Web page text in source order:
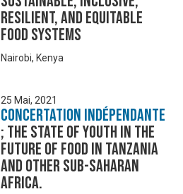
resilient, and equitable
food systems
Nairobi, Kenya
25 Mai, 2021
Concertation Indépendante
; THE STATE OF YOUTH IN THE
FUTURE OF FOOD IN TANZANIA
AND OTHER SUB-SAHARAN
AFRICA.